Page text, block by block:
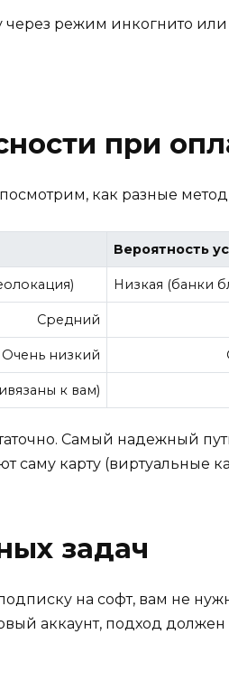
через режим инкогнито
при
как разные
Вероятность
Низкая (банки
Средний
Очень низкий
к вам)
Самый надежный
саму карту (виртуальные
задач
на софт, вам не
аккаунт, подход